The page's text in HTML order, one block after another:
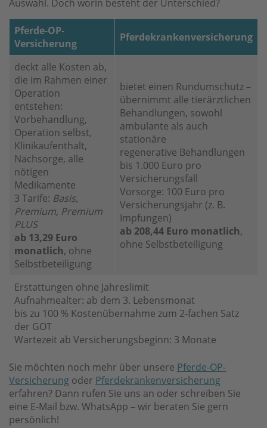
Auswahl. Doch worin besteht der Unterschied?
Pferde-OP-
Versicherung
Pferdekrankenversicherung
deckt alle Kosten ab,
die im Rahmen einer
Operation
entstehen:
Vorbehandlung,
Operation selbst,
Klinikaufenthalt,
Nachsorge, alle
nötigen
Medikamente
3 Tarife: Basis,
Premium, Premium
PLUS
ab 13,29 Euro
monatlich, ohne
Selbstbeteiligung
bietet einen Rundumschutz –
übernimmt alle tierärztlichen
Behandlungen, sowohl
ambulante als auch
stationäre
regenerative Behandlungen
bis 1.000 Euro pro
Versicherungsfall
Vorsorge: 100 Euro pro
Versicherungsjahr (z. B.
Impfungen)
ab 208,44 Euro monatlich,
ohne Selbstbeteiligung
Erstattungen ohne Jahreslimit
Aufnahmealter: ab dem 3. Lebensmonat
bis zu 100 % Kostenübernahme zum 2-fachen Satz
der GOT
Wartezeit ab Versicherungsbeginn: 3 Monate
Sie möchten noch mehr über unsere Pferde-OP-
Versicherung oder Pferdekrankenversicherung
erfahren? Dann rufen Sie uns an oder schreiben Sie
eine E-Mail bzw. WhatsApp – wir beraten Sie gern
persönlich!